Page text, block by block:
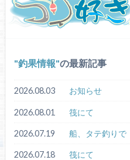
釣果情報 の最新記事
2026.08.03 お知らせ
2026.08.01 筏にて
2026.07.19 船、タテ釣りで
2026.07.18 筏にて